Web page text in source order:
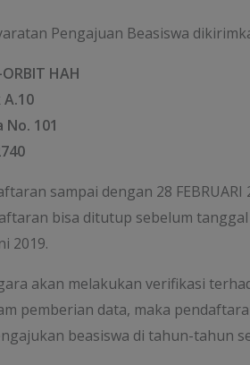
Pengajuan Beasiswa
HAH
No. 101
sampai dengan 28
bisa ditutup sebelum
2019.
akan melakukan verifikasi
pemberian data, maka
beasiswa di tahun-tahun
Mau